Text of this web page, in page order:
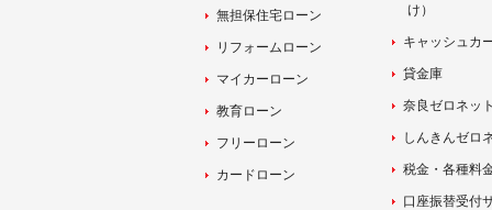
無担保住宅ローン
リフォームローン
マイカーローン
教育ローン
フリーローン
カードローン
け）
キャッシュカ
貸金庫
奈良ゼロネッ
しんきんゼロ
税金・各種料
口座振替受付